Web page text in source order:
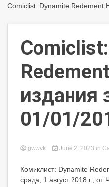
Comiclist: Dynamite Redement
издания
01/01/
gwwvk June 2, 2023 in
Комиклист: Dynamite
сряда, 1 август 2018 г., от